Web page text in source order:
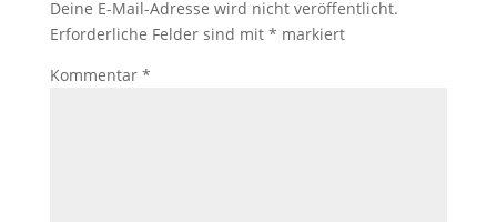
Deine E-Mail-Adresse wird nicht veröffentlicht.
Erforderliche Felder sind mit * markiert
Kommentar *